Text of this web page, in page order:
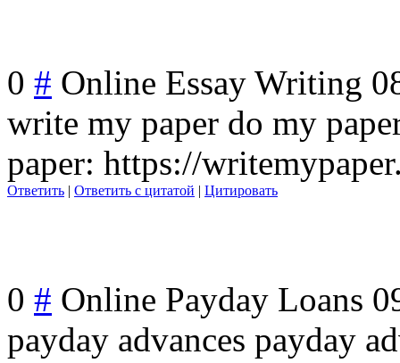
0 # Online Essay Writing
write my paper do my
paper: https://
Ответить | Ответить с цитатой | Цитировать
0 # Online Payday Loans
payday advances payday